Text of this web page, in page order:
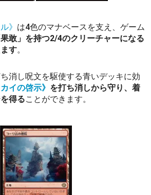
》 は4色のマナベースを支え、ゲーム
敢」を持つ2/4のクリーチャーになる
す。
消し呪文を駆使する青いデッキに効
イの啓示》 を打ち消しから守り、着
得ることができます。